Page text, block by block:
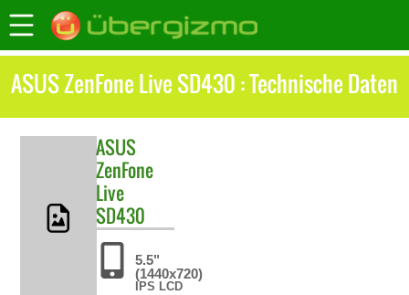
ASUS ZenFone Live SD430 : Technische Daten
ASUS
ZenFone
Live
SD430
5.5"
(1440x720)
IPS LCD